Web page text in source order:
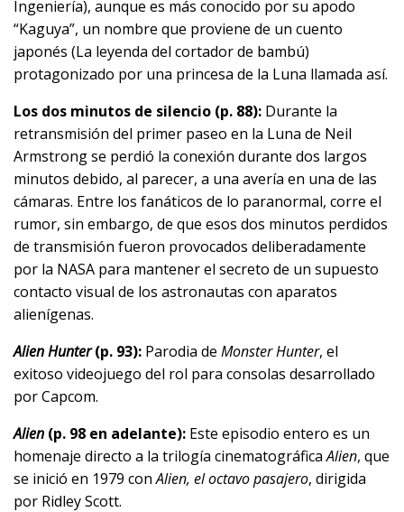
Ingeniería), aunque es más conocido por su apodo
“Kaguya”, un nombre que proviene de un cuento
japonés (La leyenda del cortador de bambú)
protagonizado por una princesa de la Luna llamada así.
Los dos minutos de silencio (p. 88): Durante la
retransmisión del primer paseo en la Luna de Neil
Armstrong se perdió la conexión durante dos largos
minutos debido, al parecer, a una avería en una de las
cámaras. Entre los fanáticos de lo paranormal, corre el
rumor, sin embargo, de que esos dos minutos perdidos
de transmisión fueron provocados deliberadamente
por la NASA para mantener el secreto de un supuesto
contacto visual de los astronautas con aparatos
alienígenas.
Alien Hunter(p. 93): Parodia de Monster Hunter, el
exitoso videojuego del rol para consolas desarrollado
por Capcom.
Alien (p. 98 en adelante): Este episodio entero es un
homenaje directo a la trilogía cinematográficaAlien, que
se inició en 1979 conAlien, el octavo pasajero, dirigida
por Ridley Scott.